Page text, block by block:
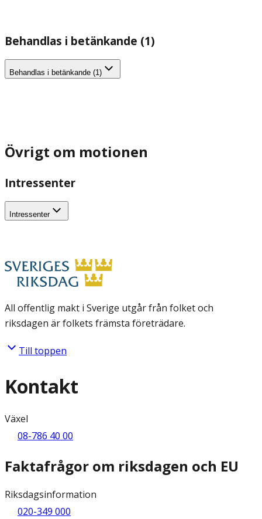
Behandlas i betänkande (1)
Behandlas i betänkande (1)
Övrigt om motionen
Intressenter
Intressenter
All offentlig makt i Sverige utgår från folket och
riksdagen är folkets främsta företrädare.
Till toppen
Kontakt
Växel
08-786 40 00
Faktafrågor om riksdagen och EU
Riksdagsinformation
020-349 000